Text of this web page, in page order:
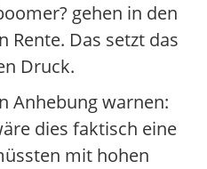
gehen in den
Rente. Das setzt das
Druck.
Anhebung warnen:
dies faktisch eine
mit hohen